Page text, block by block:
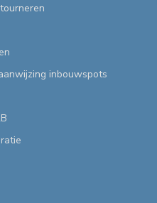
inbouwspots